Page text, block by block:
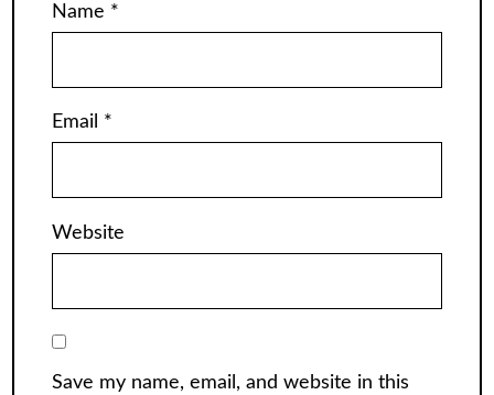
Name *
Email *
Website
Save my name, email, and website in this